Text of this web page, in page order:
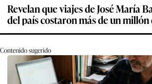
Revelan que viajes de José María
del país costaron más de un millón
Contenido sugerido